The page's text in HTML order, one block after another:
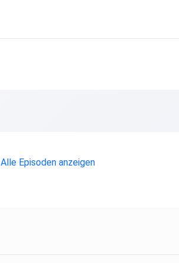
Alle Episoden anzeigen